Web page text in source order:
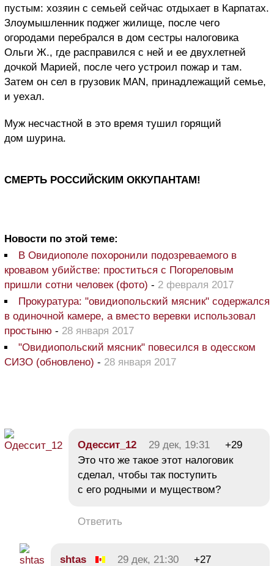
пустым: хозяин с семьей сейчас отдыхает в Карпатах.
Злоумышленник поджег жилище, после чего
огородами перебрался в дом сестры налоговика
Ольги Ж., где расправился с ней и ее двухлетней
дочкой Марией, после чего устроил пожар и там.
Затем он сел в грузовик MAN, принадлежащий семье,
и уехал.
Муж несчастной в это время тушил горящий
дом шурина.
СМЕРТЬ РОССИЙСКИМ ОККУПАНТАМ!
Новости по этой теме:
В Овидиополе похоронили подозреваемого в
кровавом убийстве: проститься с Погореловым
пришли сотни человек (фото) - 2 февраля 2017
Прокуратура: "овидиопольский мясник" содержался
в одиночной камере, а вместо веревки использовал
простыню - 28 января 2017
"Овидиопольский мясник" повесился в одесском
СИЗО (обновлено) - 28 января 2017
Одессит_12 29 дек, 19:31
+29
Это что же такое этот налоговик
сделал, чтобы так поступить
с его родными и муществом?
Ответить
shtas 29 дек, 21:30
+27